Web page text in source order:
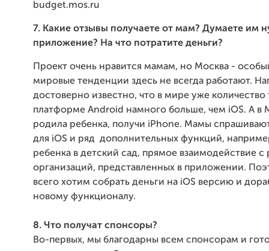
budget.mos.ru
7. Какие отзывы получаете от мам? Думаете им
приложение? На что потратите деньги?
Проект очень нравится мамам, но Москва -
мировые тенденции здесь не всегда работают.
достоверно известно, что в мире уже
платформе Android намного больше, чем iOS. А в
родила ребенка, получи iPhone. Мамы
для iOS и ряд дополнительных функций,
ребенка в детский сад, прямое взаимодействие с
организаций, представленных в приложении.
всего хотим собрать деньги на iOS версию и
новому функционалу.
8. Что получат спонсоры?
Во-первых, мы благодарны всем спонсорам и